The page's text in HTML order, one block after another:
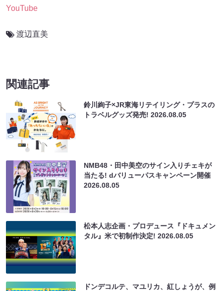
YouTube
渡辺直美
関連記事
鈴川絢子×JR東海リテイリング・プラスの
トラベルグッズ発売!2026.08.05
NMB48・田中美空のサイン入りチェキが
当たる! dバリューパスキャンペーン開催
2026.08.05
松本人志企画・プロデュース『ドキュメン
タル』米で初制作決定!2026.08.05
ドンデコルテ、マユリカ、紅しょうが、例